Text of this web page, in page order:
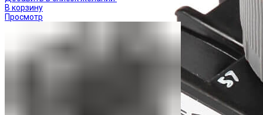
В корзину
Просмотр